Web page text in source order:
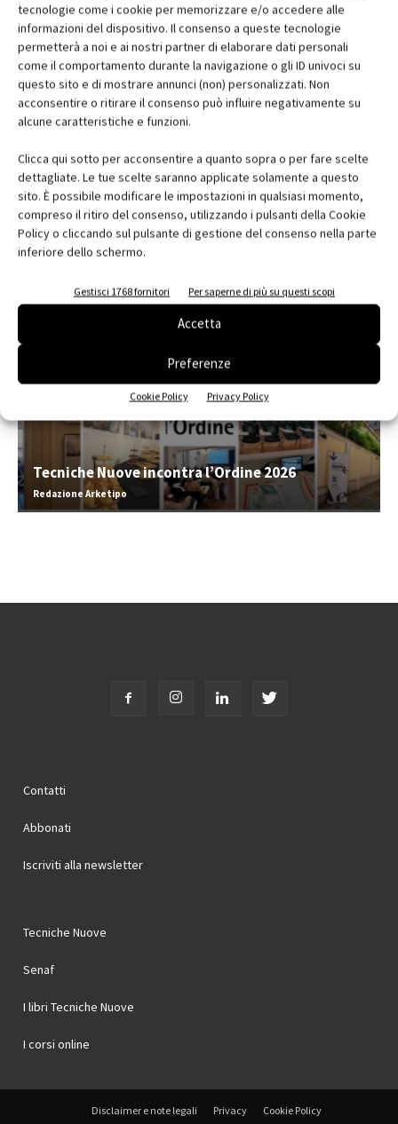
tecnologie come i cookie per memorizzare e/o accedere alle
informazioni del dispositivo. Il consenso a queste tecnologie
permetterà a noi e ai nostri partner di elaborare dati personali
come il comportamento durante la navigazione o gli ID univoci su
questo sito e di mostrare annunci (non) personalizzati. Non
acconsentire o ritirare il consenso può influire negativamente su
alcune caratteristiche e funzioni.
Clicca qui sotto per acconsentire a quanto sopra o per fare scelte
dettagliate. Le tue scelte saranno applicate solamente a questo
sito. È possibile modificare le impostazioni in qualsiasi momento,
compreso il ritiro del consenso, utilizzando i pulsanti della Cookie
Policy o cliccando sul pulsante di gestione del consenso nella parte
inferiore dello schermo.
Gestisci 1768 fornitori Per saperne di più su questi scopi
Accetta
Preferenze
Cookie Policy Privacy Policy
Edicola web
Abbonati e regala
Iscriviti alla newsletter
Tecniche Nuove incontra l’Ordine 2026
Redazione Arketipo
Contatti
Abbonati
Iscriviti alla newsletter
Tecniche Nuove
Senaf
I libri Tecniche Nuove
I corsi online
Disclaimer e note legali Privacy Cookie Policy